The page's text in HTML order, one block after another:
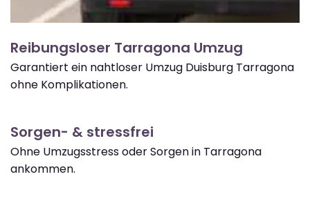
Reibungsloser Tarragona Umzug
Garantiert ein nahtloser Umzug Duisburg Tarragona
ohne Komplikationen.
Sorgen- & stressfrei
Ohne Umzugsstress oder Sorgen in Tarragona
ankommen.